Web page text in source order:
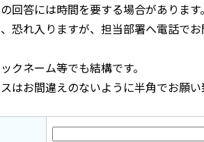
回答には時間を要する場合があります。
恐れ入りますが、担当部署へ電話でお
クネーム等でも結構です。
はお間違えのないように半角でお願い